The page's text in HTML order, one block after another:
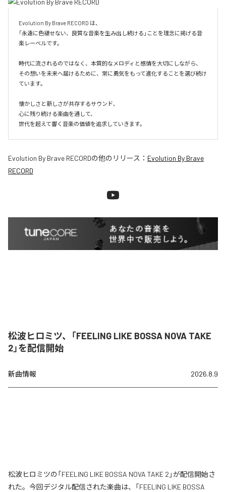
Evolution By Brave RECORD は、
「永遠に色褪せない、良質な音楽を生み出し続ける」ことを理念に掲げる音
楽レーベルです。
時代に流されるのではなく、本質的なメロディと感情を大切にしながら、
その想いを未来へ届けるために、常に勇気をもって進化することを選び続け
ています。
懐かしさと新しさが共存するサウンド、
心に残り続ける楽曲を通して、
世代を超えて響く音楽の価値を追求していきます。
Evolution By Brave RECORDの他のリリース： Evolution By Brave
RECORD
松波ヒロミツ、「FEELING LIKE BOSSA NOVA TAKE
2」を配信開始
新曲情報 2026.8.9
松波ヒロミツの「FEELING LIKE BOSSA NOVA TAKE 2」が配信開始さ
れた。今回デジタル配信された楽曲は、「FEELING LIKE BOSSA